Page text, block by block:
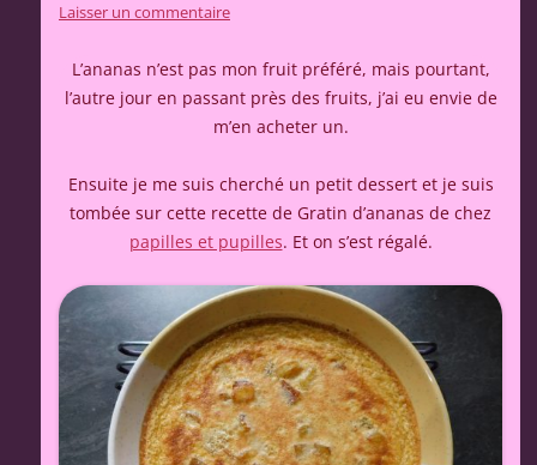
Laisser un commentaire
L’ananas n’est pas mon fruit préféré, mais pourtant,
l’autre jour en passant près des fruits, j’ai eu envie de
m’en acheter un.
Ensuite je me suis cherché un petit dessert et je suis
tombée sur cette recette de Gratin d’ananas de chez
papilles et pupilles. Et on s’est régalé.